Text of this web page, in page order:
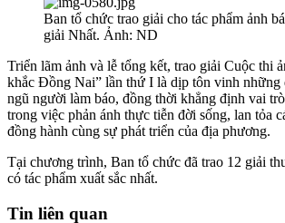
Ban tổ chức trao giải cho tác phẩm ảnh
giải Nhất. Ảnh: ND
Triển lãm ảnh và lễ tổng kết, trao giải Cuộc thi
khắc Đồng Nai” lần thứ I là dịp tôn vinh những
ngũ người làm báo, đồng thời khẳng định vai
trong việc phản ánh thực tiễn đời sống, lan tỏa
đồng hành cùng sự phát triển của địa phương.
Tại chương trình, Ban tổ chức đã trao 12 giải
có tác phẩm xuất sắc nhất.
Tin liên quan